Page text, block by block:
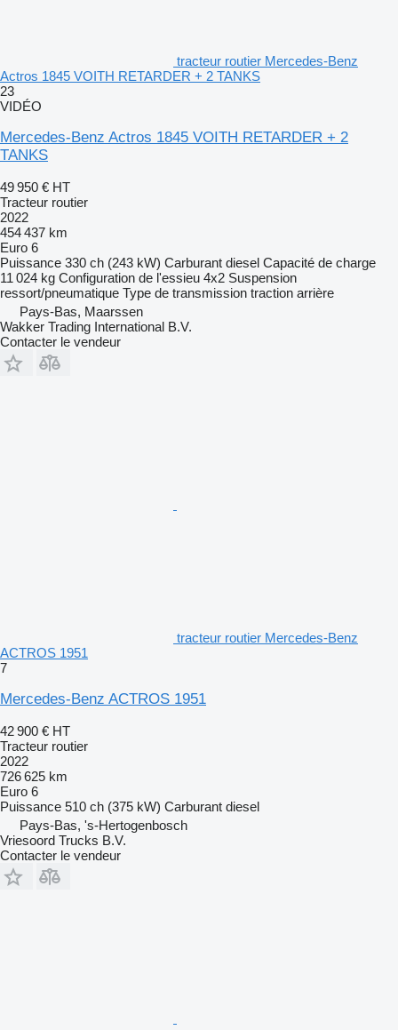
tracteur routier Mercedes-Benz
Actros 1845 VOITH RETARDER + 2 TANKS
23
VIDÉO
Mercedes-Benz Actros 1845 VOITH RETARDER + 2
TANKS
49 950 € HT
Tracteur routier
2022
454 437 km
Euro 6
Puissance 330 ch (243 kW) Carburant diesel Capacité de charge
11 024 kg Configuration de l'essieu 4x2 Suspension
ressort/pneumatique Type de transmission traction arrière
Pays-Bas, Maarssen
Wakker Trading International B.V.
Contacter le vendeur
tracteur routier Mercedes-Benz
ACTROS 1951
7
Mercedes-Benz ACTROS 1951
42 900 € HT
Tracteur routier
2022
726 625 km
Euro 6
Puissance 510 ch (375 kW) Carburant diesel
Pays-Bas, 's-Hertogenbosch
Vriesoord Trucks B.V.
Contacter le vendeur